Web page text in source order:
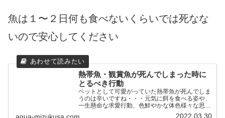
魚は１〜２日何も食べないくらいでは死なな
いので安心してください
熱帯魚・観賞魚が死んでしまった時に
とるべき行動
ペットとして可愛がっていた熱帯魚が死んでしま
うのは辛いですね・・・元気に餌を食べる姿や、
一生懸命な求愛行動、色鮮やかな体色様々な思い
出があったはずしかし、遺体をいつまでもそのま
2022.03.30